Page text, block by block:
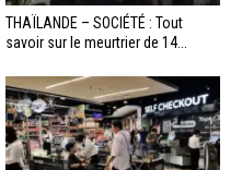
THAÏLANDE – SOCIÉTÉ : Tout
savoir sur le meurtrier de 14...